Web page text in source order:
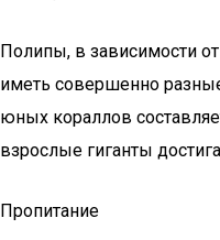
Полипы, в зависимости
иметь совершенно
юных кораллов
взрослые гиганты
Пропитание